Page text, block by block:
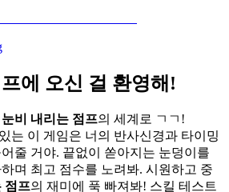
에 오신 걸 환영해!
눈비 내리는 점프의 세계로 ㄱㄱ!
는 이 게임은 너의 반사신경과 타이밍
줄 거야. 끝없이 쏟아지는 눈덩이를
며 최고 점수를 노려봐. 시원하고 중
점프의 재미에 푹 빠져봐! 스킬 테스트